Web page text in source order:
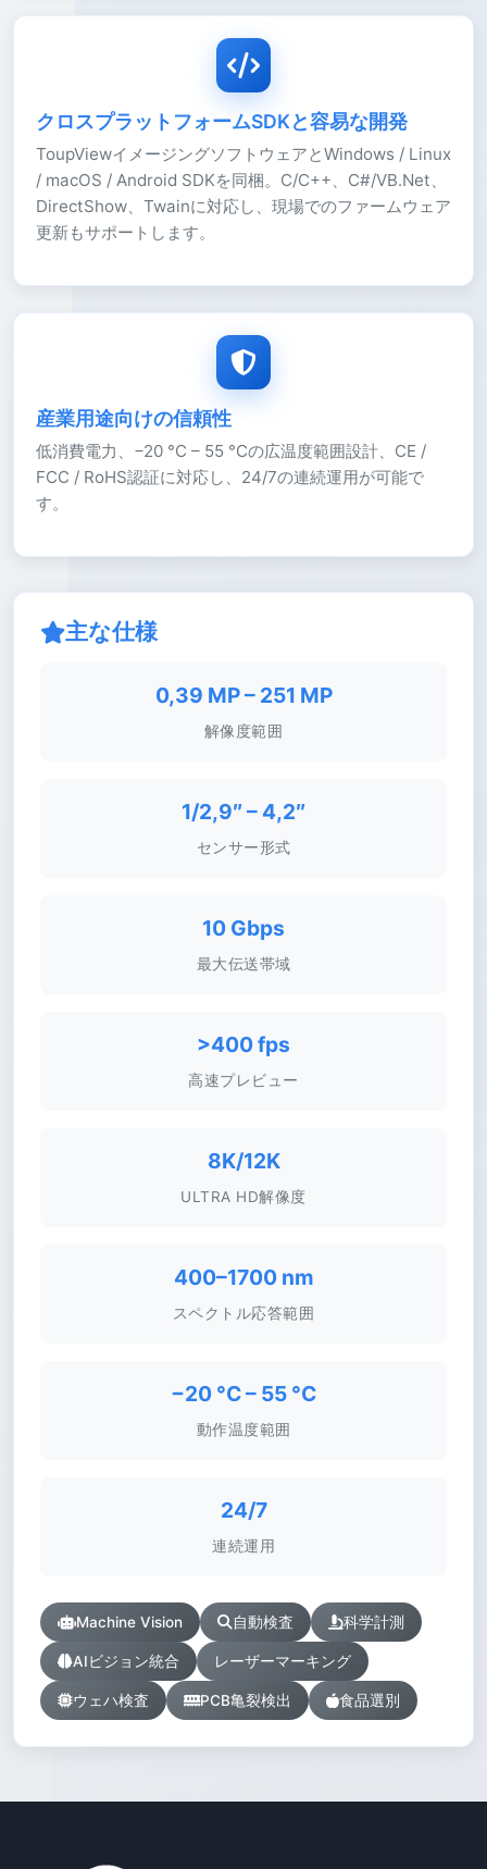
クロスプラットフォームSDKと容易な開発
ToupViewイメージングソフトウェアとWindows / Linux
/ macOS / Android SDKを同梱。C/C++、C#/VB.Net、
DirectShow、Twainに対応し、現場でのファームウェア
更新もサポートします。
産業用途向けの信頼性
低消費電力、−20 °C – 55 °Cの広温度範囲設計、CE /
FCC / RoHS認証に対応し、24/7の連続運用が可能で
す。
主な仕様
0,39 MP – 251 MP
解像度範囲
1/2,9″ – 4,2″
センサー形式
10 Gbps
最大伝送帯域
>400 fps
高速プレビュー
8K/12K
ULTRA HD解像度
400–1700 nm
スペクトル応答範囲
−20 °C – 55 °C
動作温度範囲
24/7
連続運用
Machine Vision 自動検査 科学計測
AIビジョン統合 レーザーマーキング
ウェハ検査 PCB亀裂検出 食品選別